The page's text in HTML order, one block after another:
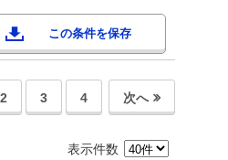
この条件を保存
2 3 4 次へ
表示件数